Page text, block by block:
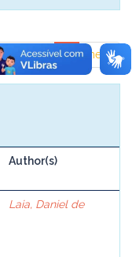
previous 1 next
Author(s)
Laia, Daniel de